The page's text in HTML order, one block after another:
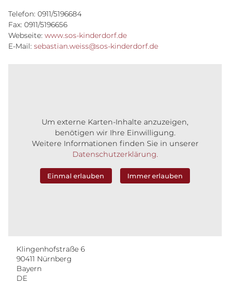
Um externe Karten-Inhalte anzuzeigen,
benötigen wir Ihre Einwilligung.
Weitere Informationen finden Sie in unserer
Datenschutzerklärung.
Einmal erlauben Immer erlauben
Klingenhofstraße 6
90411 Nürnberg
Bayern
DE
Telefon: 0911/5196684
Fax: 0911/5196656
Webseite: www.sos-kinderdorf.de
E-Mail: sebastian.weiss@sos-kinderdorf.de